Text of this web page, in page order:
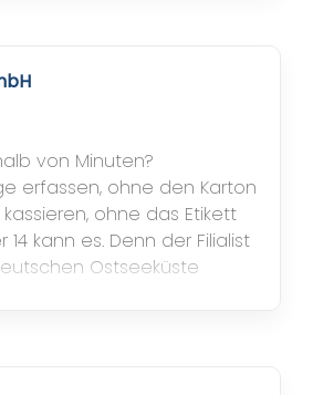
Läden bereits...
von Minuten?
erfassen, ohne den Karton
ohne das Etikett
14 kann es. Denn der Filialist
Ostseeküste